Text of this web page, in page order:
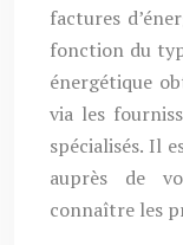
factures
fonction du
énergétique
via les
spécialisés. Il
auprès de
connaître les